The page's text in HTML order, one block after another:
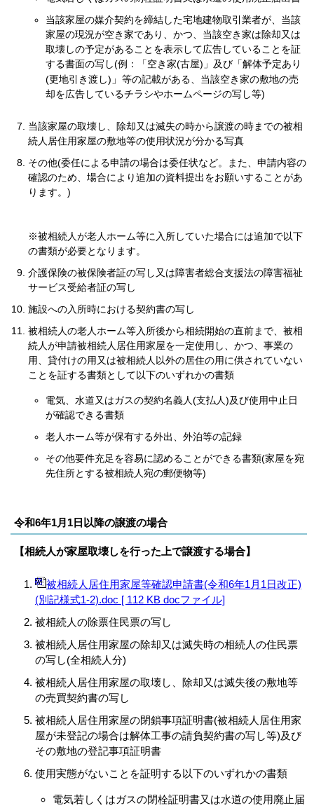
当該家屋の媒介契約を締結した宅地建物取引業者が、当該
家屋の現況が空き家であり、かつ、当該空き家は除却又は
取壊しの予定があることを表示して広告していることを証
する書面の写し(例：「空き家(古屋)」及び「解体予定あり
(更地引き渡し) 」 等の記載がある、当該空き家の敷地の売
却を広告しているチラシやホームページの写し等)
当該家屋の取壊し、除却又は滅失の時から譲渡の時までの被相
続人居住用家屋の敷地等の使用状況が分かる写真
その他(委任による申請の場合は委任状など。また、申請内容の
確認のため、場合により追加の資料提出をお願いすることがあ
ります。)
※被相続人が老人ホーム等に入所していた場合には追加で以下
の書類が必要となります。
介護保険の被保険者証の写し又は障害者総合支援法の障害福祉
サービス受給者証の写し
施設への入所時における契約書の写し
被相続人の老人ホーム等入所後から相続開始の直前まで、被相
続人が申請被相続人居住用家屋を一定使用し、かつ、事業の
用、貸付けの用又は被相続人以外の居住の用に供されていない
ことを証する書類として以下のいずれかの書類
電気、水道又はガスの契約名義人(支払人)及び使用中止日
が確認できる書類
老人ホーム等が保有する外出、外泊等の記録
その他要件充足を容易に認めることができる書類(家屋を宛
先住所とする被相続人宛の郵便物等)
令和6年1月1日以降の譲渡の場合
【相続人が家屋取壊しを行った上で譲渡する場合】
被相続人居住用家屋等確認申請書(令和6年1月1日改正)
(別記様式1-2).doc [ 112 KB docファイル]
被相続人の除票住民票の写し
被相続人居住用家屋の除却又は滅失時の相続人の住民票
の写し(全相続人分)
被相続人居住用家屋の取壊し、除却又は滅失後の敷地等
の売買契約書の写し
被相続人居住用家屋の閉鎖事項証明書(被相続人居住用家
屋が未登記の場合は解体工事の請負契約書の写し等)及び
その敷地の登記事項証明書
使用実態がないことを証明する以下のいずれかの書類
電気若しくはガスの閉栓証明書又は水道の使用廃止届